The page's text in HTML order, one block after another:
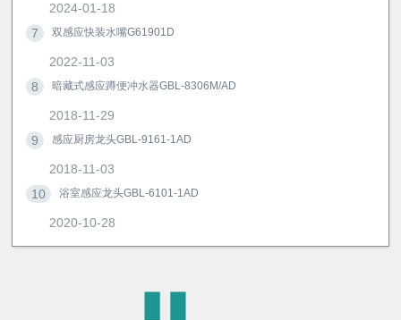
2024-01-18
7
双感应快装水嘴G61901D
2022-11-03
8
暗藏式感应蹲便冲水器GBL-8306M/AD
2018-11-29
9
感应厨房龙头GBL-9161-1AD
2018-11-03
10
浴室感应龙头GBL-6101-1AD
2020-10-28